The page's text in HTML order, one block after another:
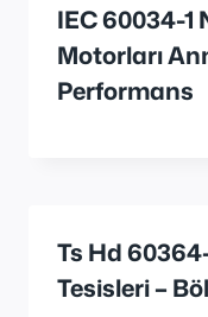
IEC 60034-1
Motorları
Performans
Ts Hd
Tesisleri –